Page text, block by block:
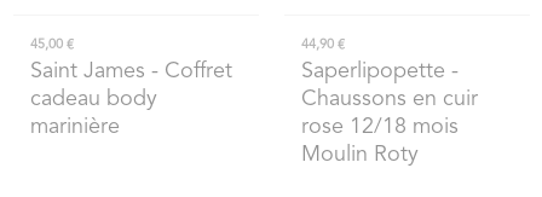
45,00 €
Saint James - Coffret
cadeau body
marinière
44,90 €
Saperlipopette -
Chaussons en cuir
rose 12/18 mois
Moulin Roty